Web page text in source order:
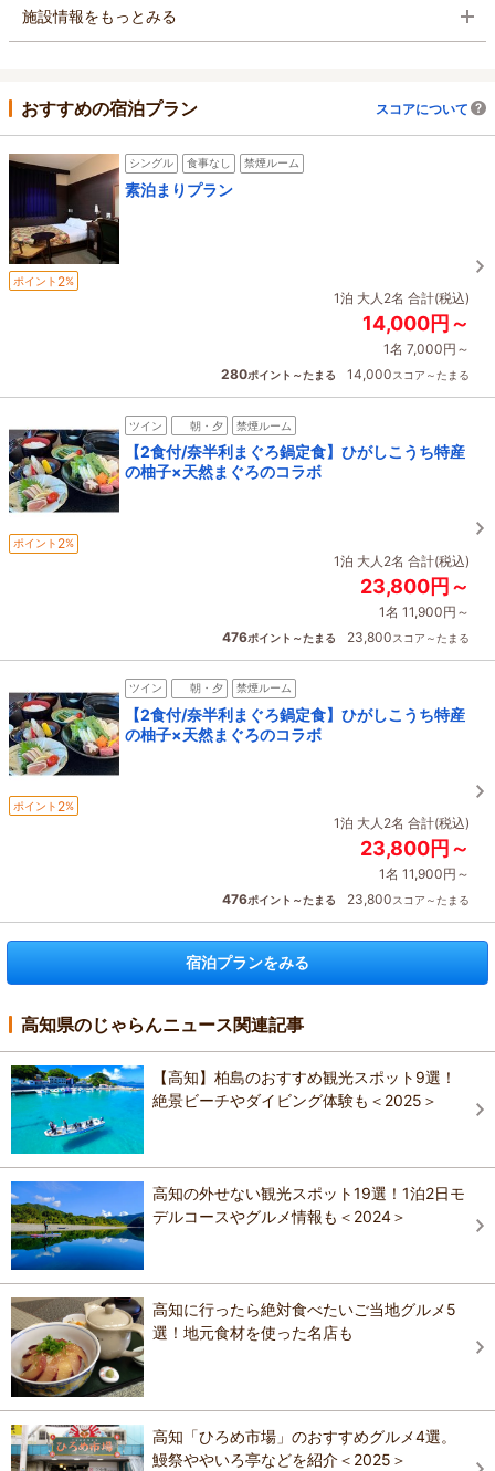
施設情報をもっとみる
おすすめの宿泊プラン スコアについて
シングル 食事なし 禁煙ルーム
素泊まりプラン
ポイント 2%
1泊 大人2名 合計(税込)
14,000円～
1名 7,000円～
280ポイント～たまる 14,000スコア～たまる
ツイン 朝・夕 禁煙ルーム
【2食付/奈半利まぐろ鍋定食】ひがしこうち特産
の柚子×天然まぐろのコラボ
ポイント 2%
1泊 大人2名 合計(税込)
23,800円～
1名 11,900円～
476ポイント～たまる 23,800スコア～たまる
ツイン 朝・夕 禁煙ルーム
【2食付/奈半利まぐろ鍋定食】ひがしこうち特産
の柚子×天然まぐろのコラボ
ポイント 2%
1泊 大人2名 合計(税込)
23,800円～
1名 11,900円～
476ポイント～たまる 23,800スコア～たまる
宿泊プランをみる
高知県のじゃらんニュース関連記事
【高知】柏島のおすすめ観光スポット9選！
絶景ビーチやダイビング体験も＜2025＞
高知の外せない観光スポット19選！1泊2日モ
デルコースやグルメ情報も＜2024＞
高知に行ったら絶対食べたいご当地グルメ5
選！地元食材を使った名店も
高知「ひろめ市場」のおすすめグルメ4選。
鰻祭ややいろ亭などを紹介＜2025＞